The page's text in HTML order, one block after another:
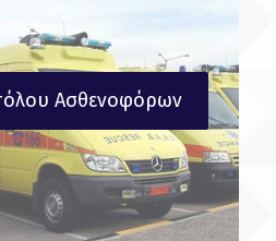
Ασθενοφόρων